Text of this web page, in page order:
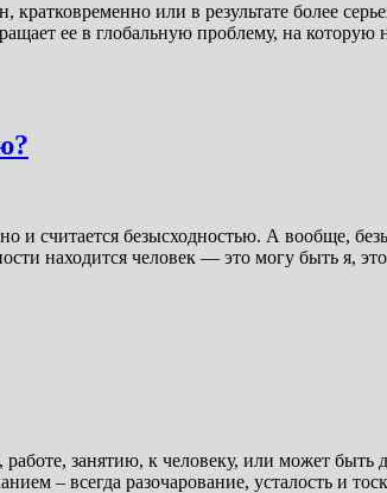
или в результате более
ее в глобальную проблему, на
безысходностью. А вообще,
находится человек — это могу быть я,
занятию, к человеку, или может
– всегда разочарование, усталость и